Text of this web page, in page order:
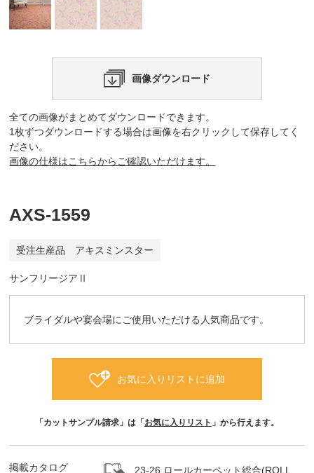
画像ダウンロード
全ての画像がまとめてダウンロードできます。
1枚ずつダウンロードする場合は画像を右クリックして保存してく
ださい。
画像の仕様はこちらからご確認いただけます。
AXS-1559
受注生産品 アキスミンスター
サンフリージアⅡ
ブライダルや宴会場にご使用いただける人気商品です。
お気に入りリストに追加
「カットサンプル請求」は「 お気に入りリスト 」から行えます。
掲載カタログ
23-26 ロールカーペット総合(ROLL